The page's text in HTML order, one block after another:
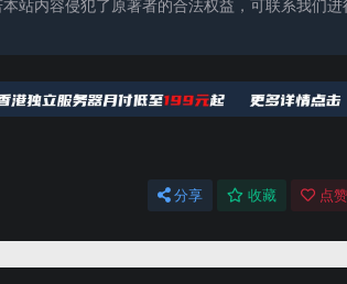
站内容侵犯了原著者的合法权益，可联系我们进
分享 收藏 点